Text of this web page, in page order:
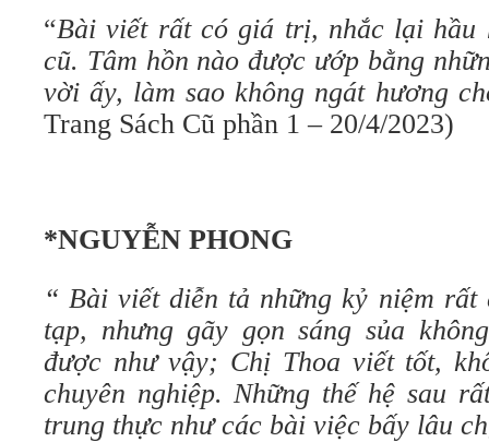
“Bài viết rất có giá trị, nhắc lại hầu
cũ. Tâm hồn nào được ướp bằng
vời ấy, làm sao không ngát hương
Trang Sách Cũ phần 1 – 20/4/2023)
*NGUYỄN PHONG
“ Bài viết diễn tả những kỷ niệm
tạp, nhưng gãy gọn sáng sủa
được như vậy; Chị Thoa viết tốt,
chuyên nghiệp. Những thế hệ sau
trung thực như các bài việc bấy lâu